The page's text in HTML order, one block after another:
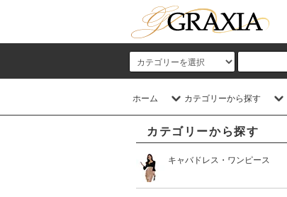
ホーム カテゴリーから探す
カテゴリーから探す
キャバドレス・ワンピース